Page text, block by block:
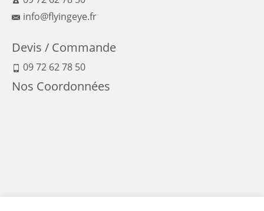
info@flyingeye.fr
Devis / Commande
09 72 62 78 50
Nos Coordonnées